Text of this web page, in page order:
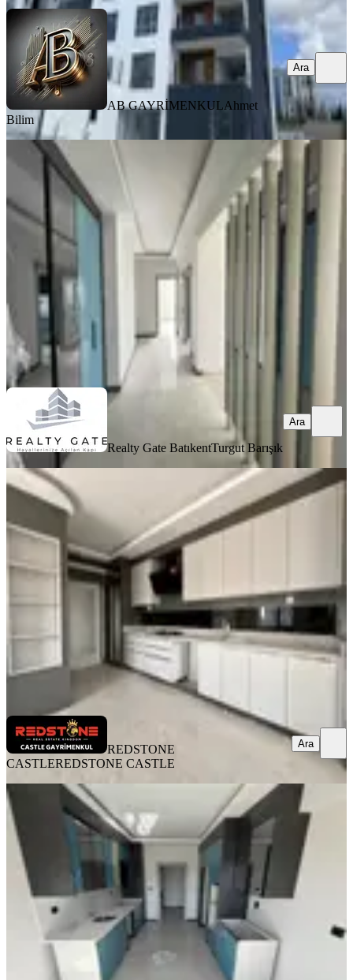
AB GAYRİMENKULAhmet
Bilim
Ara
SIFIR BİNA
Susuz Oturum Başladı Satılık Site
İçerisinde Geniş 4+1 Acil
Yenimahalle, Susuz Mahallesi
165 m² 7. Kat·
Realty Gate Batıkent Turgut Barışık
Ara
Realty Gate BatıkentTurgut Barışık
Ara
SIFIR BİNA
Yenimahalle Susuz Cumhuriyet
Göksu Satılık 4+1 Lüks Daire
Yenimahalle, Susuz Mahallesi
4+1
205 m² ·Yüksek giriş
13.249.000 ₺
REDSTONE CASTLEREDSTONE CASTLE
REDSTONE
CASTLEREDSTONE CASTLE
Ara
SIFIR BİNA
Buğra Dan Susuzda Sıfır 4+1 Daireler
Ara Katta Kapalı Otoparklı
Yenimahalle, Susuz Mahallesi
170 m² 10. Kat · 07.05.2026
9.800.000 ₺ Geri Dönüş: 16 yıl
BUĞRA GAYRİMENKUL Emre Akdoğan